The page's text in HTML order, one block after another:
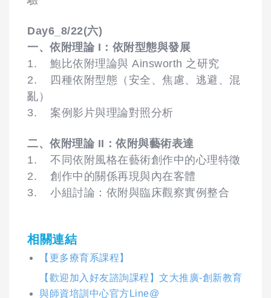
Day6_8/22(六)
一、依附理論 I：依附型態與發展
1. 鮑比依附理論與 Ainsworth 之研究
2. 四種依附型態（安全、焦慮、逃避、混
亂）
3. 案例影片與理論對照分析
二、依附理論 II：依附與藝術表達
1. 不同依附風格在藝術創作中的心理特徵
2. 創作中的關係再現與內在客體
3. 小組討論：依附與臨床觀察實例整合
相關連結
【更多療育系課程】
【歡迎加入好友諮詢課程】文大推廣-創新教育
與師資培訓中心官方Line@